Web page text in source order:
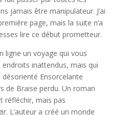
jamais être manipulateur. J’ai
page, mais la suite n’a
lire ce début prometteur.
ligne un voyage qui vous
inattendus, mais qui
Ensorcelante
de Braise perdu. Un roman
réfléchir, mais pas
L’auteur a créé un monde